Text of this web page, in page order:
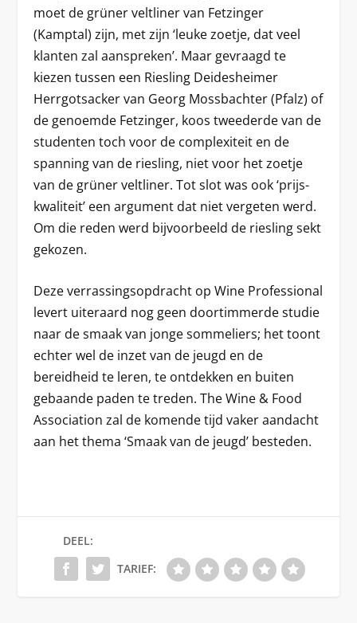
moet de grüner veltliner van Fetzinger
(Kamptal) zijn, met zijn ‘leuke zoetje, dat veel
klanten zal aanspreken’. Maar gevraagd te
kiezen tussen een Riesling Deidesheimer
Herrgotsacker van Georg Mossbachter (Pfalz) of
de genoemde Fetzinger, koos tweederde van de
studenten toch voor de complexiteit en de
spanning van de riesling, niet voor het zoetje
van de grüner veltliner. Tot slot was ook ‘prijs-
kwaliteit’ een argument dat niet vergeten werd.
Om die reden werd bijvoorbeeld de riesling sekt
gekozen.
Deze verrassingsopdracht op Wine Professional
levert uiteraard nog geen doortimmerde studie
naar de smaak van jonge sommeliers; het toont
echter wel de inzet van de jeugd en de
bereidheid te leren, te ontdekken en buiten
gebaande paden te treden. The Wine & Food
Association zal de komende tijd vaker aandacht
aan het thema ‘Smaak van de jeugd’ besteden.
DEEL:
TARIEF: